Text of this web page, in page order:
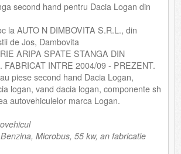
second hand pentru Dacia Logan din
la AUTO N DIMBOVITA S.R.L., din
de Jos, Dambovita
ARIPA SPATE STANGA DIN
FABRICAT INTRE 2004/09 - PREZENT.
piese second hand Dacia Logan,
logan, vand dacia logan, componente sh
autovehiculelor marca Logan.
Microbus, 55 kw, an fabricatie